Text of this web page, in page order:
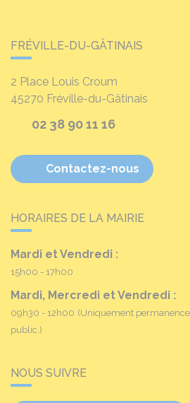
FRÉVILLE-DU-GÂTINAIS
2 Place Louis Croum
45270 Fréville-du-Gâtinais
02 38 90 11 16
Contactez-nous
HORAIRES DE LA MAIRIE
Mardi et Vendredi :
15h00 - 17h00
Mardi, Mercredi et Vendredi :
09h30 - 12h00 (Uniquement
public.)
NOUS SUIVRE